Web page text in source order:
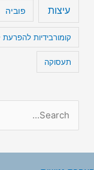
עיצות פוביה
קומורבידיות להפרעת
תעסוקה
a